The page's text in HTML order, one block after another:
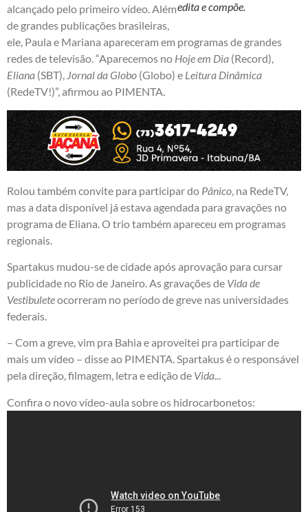
edita e compõe.
alcançado pelo primeiro vídeo. Além
de grandes publicações brasileiras,
ele, Paula e Mariana apareceram em programas de grandes
redes de televisão. “Aparecemos no Hoje em Dia (Record),
Eliana (SBT), Jornal da Globo (Globo) e Leitura Dinâmica
(RedeTV!)”, afirmou ao PIMENTA.
Rolou também convite para participar do Pânico , na RedeTV,
mas a data disponível já estava agendada para gravações no
programa de Eliana. O trio também apareceu em programas
regionais.
Spartakus mudou-se de cidade após aprovação para cursar
publicidade no Rio de Janeiro. As gravações de Vida de
Vestibuleteocorreram no período de greve nas universidades
federais.
– Com a greve, vim pra Bahia e aproveitei pra participar de
mais um vídeo – disse ao PIMENTA. Spartakus é o responsável
pela direção, filmagem, letra e edição de Vida...
Confira o novo vídeo-aula sobre os hidrocarbonetos: